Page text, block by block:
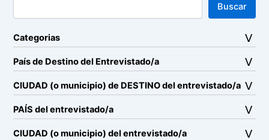
Buscar
Categorias
País de Destino del Entrevistado/a
CIUDAD (o municipio) de DESTINO del entrevistado/a
PAÍS del entrevistado/a
CIUDAD (o municipio) del entrevistado/a